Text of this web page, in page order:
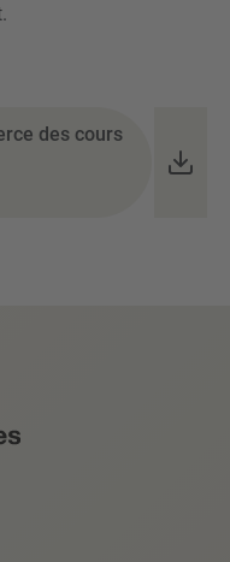
des cours